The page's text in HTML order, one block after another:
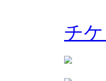
チ